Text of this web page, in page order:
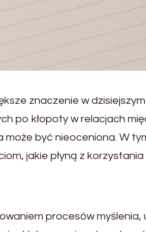
znaczenie w
po kłopoty w relacjach
być nieoceniona. W
jakie płyną z korzystania
procesów